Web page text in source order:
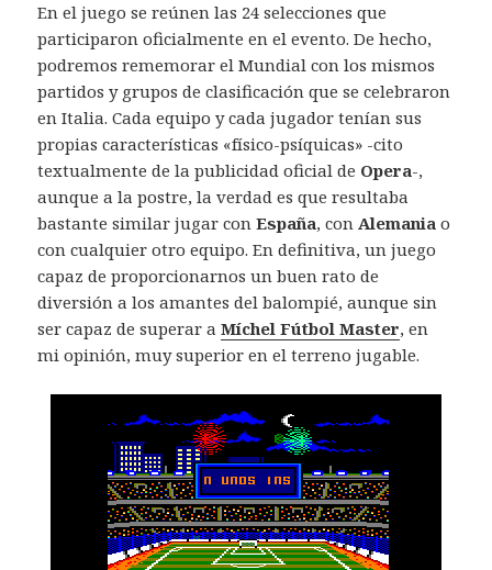
En el juego se reúnen las 24 selecciones que
participaron oficialmente en el evento. De hecho,
podremos rememorar el Mundial con los mismos
partidos y grupos de clasificación que se celebraron
en Italia. Cada equipo y cada jugador tenían sus
propias características «físico-psíquicas» -cito
textualmente de la publicidad oficial de Opera-,
aunque a la postre, la verdad es que resultaba
bastante similar jugar conEspaña, conAlemania o
con cualquier otro equipo. En definitiva, un juego
capaz de proporcionarnos un buen rato de
diversión a los amantes del balompié, aunque sin
ser capaz de superar aMíchel Fútbol Master, en
mi opinión, muy superior en el terreno jugable.